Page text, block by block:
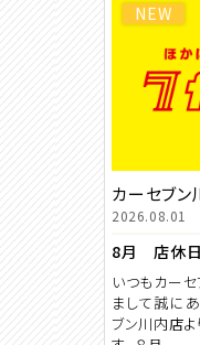
NEW
カーセブン
2026.08.01
8月 店休日
いつもカー
まして誠に
ブン川内店